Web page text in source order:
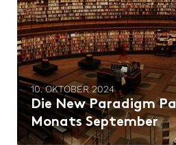
10. OKTOBER 2024
Die New Paradigm
Monats September